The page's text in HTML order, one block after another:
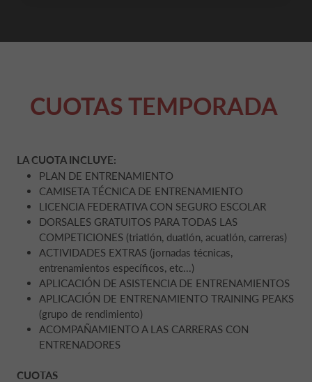
CUOTAS TEMPORADA
LA CUOTA INCLUYE:
PLAN DE ENTRENAMIENTO
CAMISETA TÉCNICA DE ENTRENAMIENTO
LICENCIA FEDERATIVA CON SEGURO ESCOLAR
DORSALES GRATUITOS PARA TODAS LAS
COMPETICIONES (triatlón, duatlón, acuatlón, carreras)
ACTIVIDADES EXTRAS (jornadas técnicas,
entrenamientos específicos, etc...)
APLICACIÓN DE ASISTENCIA DE ENTRENAMIENTOS
APLICACIÓN DE ENTRENAMIENTO TRAINING PEAKS
(grupo de rendimiento)
ACOMPAÑAMIENTO A LAS CARRERAS CON
ENTRENADORES
CUOTAS